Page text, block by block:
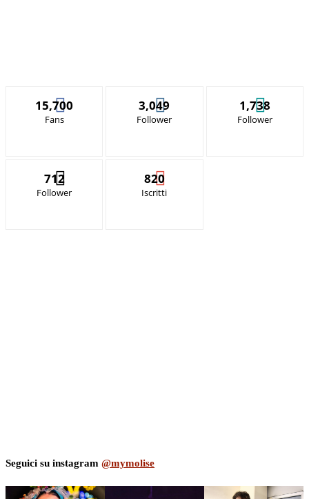
15,700
Fans
3,049
Follower
1,738
Follower
712
Follower
820
Iscritti
Seguici su instagram @mymolise